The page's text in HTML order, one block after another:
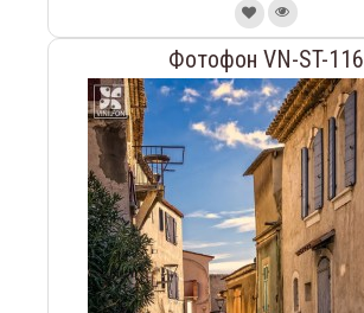
Фотофон VN-ST-116